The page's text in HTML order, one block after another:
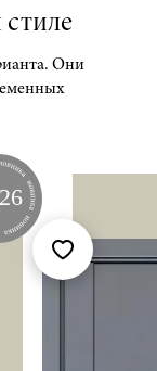
Они